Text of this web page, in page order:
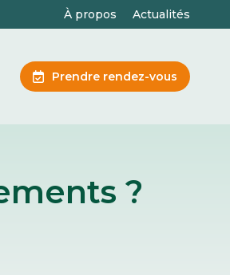
À propos Actualités
Prendre rendez-vous
?